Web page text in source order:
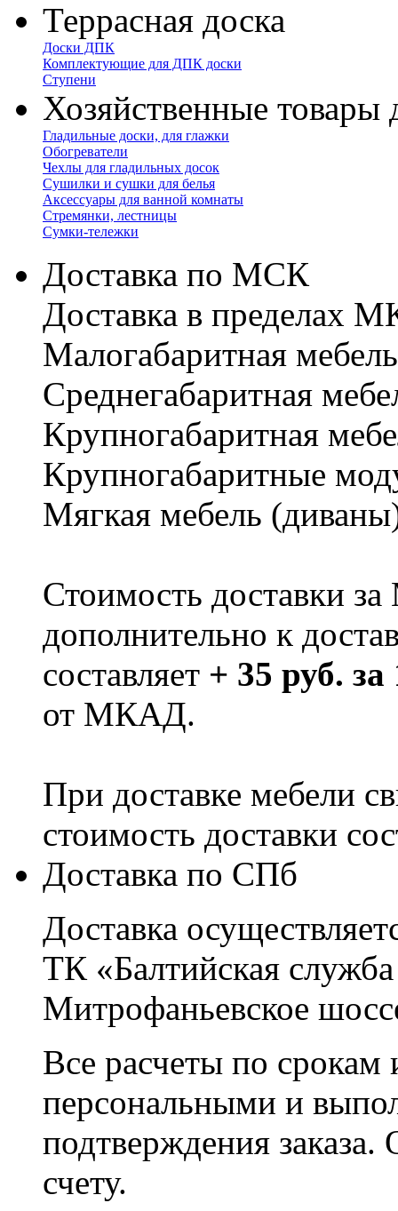
Террасная доска
Доски ДПК
Комплектующие для ДПК доски
Ступени
Хозяйственные товары
Гладильные доски, для глажки
Обогреватели
Чехлы для гладильных досок
Сушилки и сушки для белья
Аксессуары для ванной комнаты
Стремянки, лестницы
Сумки-тележки
Доставка по МСК
Доставка в пределах
Малогабаритная
Cреднегабаритная
Крупногабаритная
Крупногабаритные
Мягкая мебель
Стоимость доставки
дополнительно к
составляет + 35 руб.
от МКАД.
При доставке мебели
стоимость доставки
Доставка по СПб
Доставка
ТК «Балтийская
Митрофаньевское
Все расчеты по срокам
персональными и
подтверждения заказа.
счету.